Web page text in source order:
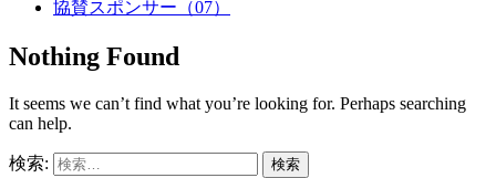
協賛スポンサー（07）
Nothing Found
It seems we can’t find what you’re looking for. Perhaps searching
can help.
検索: